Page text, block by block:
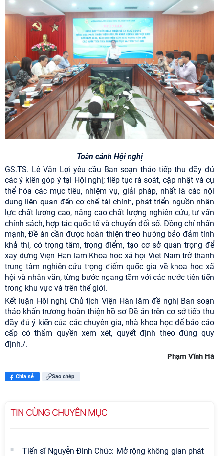
Toàn cảnh Hội nghị
GS.TS. Lê Văn Lợi yêu cầu Ban soạn thảo tiếp thu đầy đủ
các ý kiến góp ý tại Hội nghị; tiếp tục rà soát, cập nhật và cụ
thể hóa các mục tiêu, nhiệm vụ, giải pháp, nhất là các nội
dung liên quan đến cơ chế tài chính, phát triển nguồn nhân
lực chất lượng cao, nâng cao chất lượng nghiên cứu, tư vấn
chính sách, hợp tác quốc tế và chuyển đổi số. Đồng chí nhấn
mạnh, Đề án cần được hoàn thiện theo hướng bảo đảm tính
khả thi, có trọng tâm, trọng điểm, tạo cơ sở quan trọng để
xây dựng Viện Hàn lâm Khoa học xã hội Việt Nam trở thành
trung tâm nghiên cứu trọng điểm quốc gia về khoa học xã
hội và nhân văn, từng bước ngang tầm với các nước tiên tiến
trong khu vực và trên thế giới.
Kết luận Hội nghị, Chủ tịch Viện Hàn lâm đề nghị Ban soạn
thảo khẩn trương hoàn thiện hồ sơ Đề án trên cơ sở tiếp thu
đầy đủ ý kiến của các chuyên gia, nhà khoa học để báo cáo
cấp có thẩm quyền xem xét, quyết định theo đúng quy
định./.
Phạm Vĩnh Hà
Chia sẻ Sao chép
TIN CÙNG CHUYÊN MỤC
Tiến sĩ Nguyễn Đình Chúc: Mở rộng không gian phát